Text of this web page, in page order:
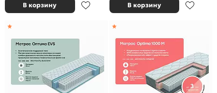
В корзину В корзину